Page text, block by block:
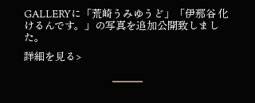
GALLERYに「荒崎うみゆうど」「伊那谷 化
けるんです。」の写真を追加公開致しまし
た。
詳細を見る>